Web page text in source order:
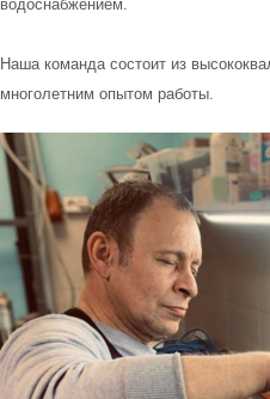
водоснабжением.
Наша команда состоит из
многолетним опытом работы.